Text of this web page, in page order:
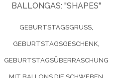
ALLONGAS: "SHAPES"
GEBURTSTAGSGRUSS, G
EBURTSTAGSGESCHENK, G
EBURTSTAGSÜBERRASCHUNG M